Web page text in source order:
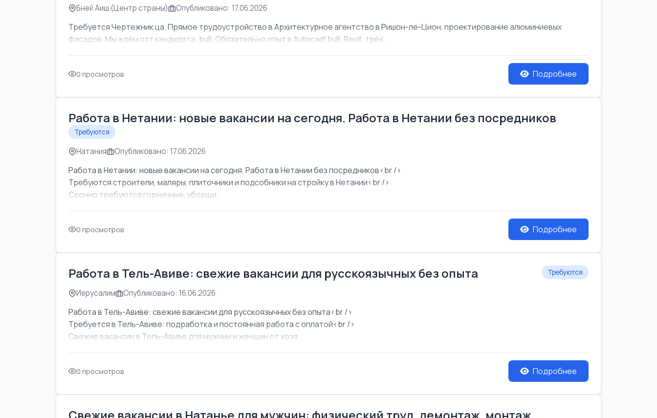
Бней Аиш (Центр страны) Опубликовано: 17.06.2026
Требуется Чертежник ца. Прямое трудоустройство в Архитектурное агентство в Ришон-ле-Цион, проектирование алюминиевых
фасадов. Мы ждём отт кандидата: bull; Обязательно опыт в Autocad! bull; Revit, трёх...
0 просмотров Подробнее
Работа в Нетании: новые вакансии на сегодня. Работа в Нетании без посредников
Требуются
Натания Опубликовано: 17.06.2026
Работа в Нетании: новые вакансии на сегодня. Работа в Нетании без посредников<br />
Требуются строители, маляры, плиточники и подсобники на стройку в Нетании<br />
Срочно требуются горничные, уборщи...
0 просмотров Подробнее
Работа в Тель-Авиве: свежие вакансии для русскоязычных без опыта Требуются
Иерусалим Опубликовано: 16.06.2026
Работа в Тель-Авиве: свежие вакансии для русскоязычных без опыта<br />
Требуется в Тель-Авиве: подработка и постоянная работа с оплатой<br />
Свежие вакансии в Тель-Авиве для мужчин и женщин от хозя...
0 просмотров Подробнее